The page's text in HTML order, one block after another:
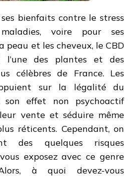
bienfaits contre le stress
voire pour ses
peau et les cheveux, le CBD
l’une des plantes et des
célèbres de France. Les
sur la légalité du
son effet non psychoactif
vente et séduire même
réticents. Cependant, on
des quelques risques
exposez avec ce genre
à quoi devez-vous